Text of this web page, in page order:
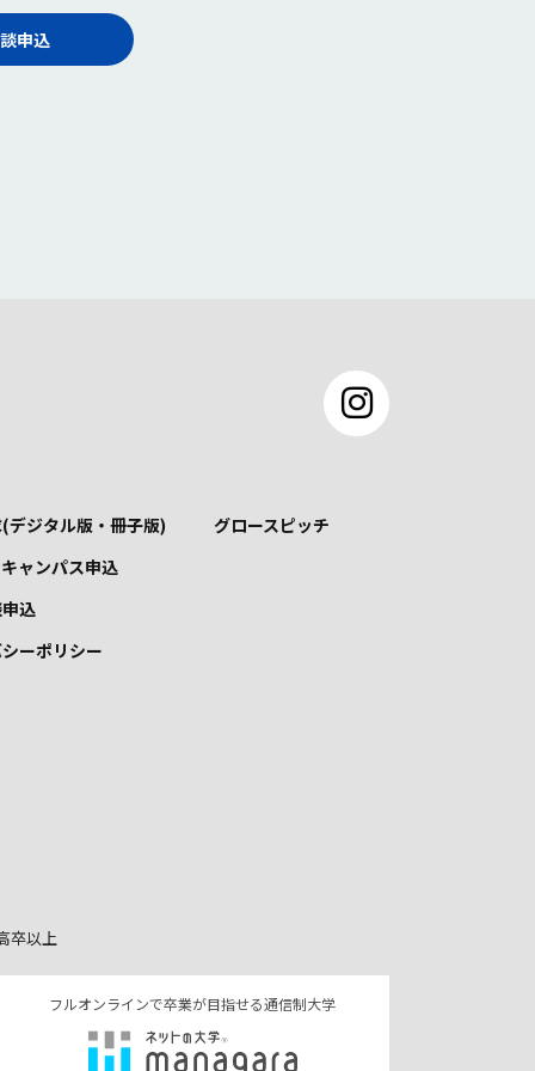
申込
デジタル版・冊子版)
ャンパス申込
込
ーポリシー
グロースピッチ
卒以上
フルオンラインで卒業が目指せる通信制大学